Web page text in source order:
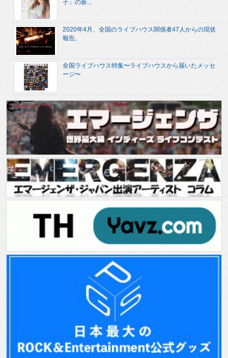
子」の新...
2020年4月、全国のライブハウス関係者47人からの現状
報告。
全国ライブハウス特集〜ライブハウスから届いたメッセ
ージ〜